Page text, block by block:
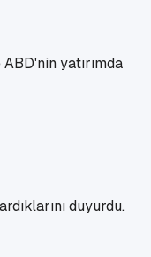
yatırımda
duyurdu.